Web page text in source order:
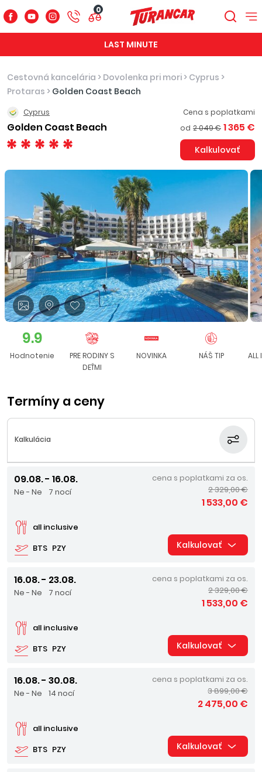
0
LAST MINUTE
Cestovná kancelária > Dovolenka pri mori > Cyprus >
Protaras > Golden Coast Beach
Cyprus
Golden Coast Beach
Cena s poplatkami
od 2 049 € 1 365 €
Kalkulovať
9.9
Hodnotenie
PRE RODINY S
DEŤMI
NOVINKA NÁŠ TIP ALL
Termíny a ceny
Kalkulácia
09.08. - 16.08.
Ne - Ne 7 nocí
BTS PZY
all inclusive
cena s poplatkami za os.
2 329,00 €
1 533,00 €
Kalkulovať
16.08. - 23.08.
Ne - Ne 7 nocí
BTS PZY
all inclusive
cena s poplatkami za os.
2 329,00 €
1 533,00 €
Kalkulovať
16.08. - 30.08.
Ne - Ne 14 nocí
BTS PZY
all inclusive
cena s poplatkami za os.
3 899,00 €
2 475,00 €
Kalkulovať